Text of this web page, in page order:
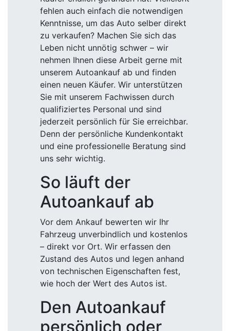
fehlen auch einfach die notwendigen
Kenntnisse, um das Auto selber direkt
zu verkaufen? Machen Sie sich das
Leben nicht unnötig schwer – wir
nehmen Ihnen diese Arbeit gerne mit
unserem Autoankauf ab und finden
einen neuen Käufer. Wir unterstützen
Sie mit unserem Fachwissen durch
qualifiziertes Personal und sind
jederzeit persönlich für Sie erreichbar.
Denn der persönliche Kundenkontakt
und eine professionelle Beratung sind
uns sehr wichtig.
So läuft der
Autoankauf ab
Vor dem Ankauf bewerten wir Ihr
Fahrzeug unverbindlich und kostenlos
– direkt vor Ort. Wir erfassen den
Zustand des Autos und legen anhand
von technischen Eigenschaften fest,
wie hoch der Wert des Autos ist.
Den Autoankauf
persönlich oder